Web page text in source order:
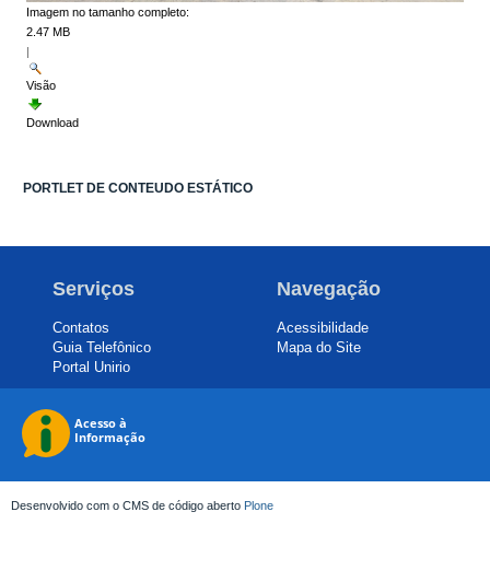
Imagem no tamanho completo:
2.47 MB
|
Visão
Download
PORTLET DE CONTEUDO ESTÁTICO
Serviços
Contatos
Guia Telefônico
Portal Unirio
Navegação
Acessibilidade
Mapa do Site
Desenvolvido com o CMS de código aberto Plone